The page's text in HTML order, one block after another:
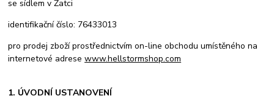
se sídlem v Žatci
identifikační číslo: 76433013
pro prodej zboží prostřednictvím on-line obchodu umístěného na
internetové adresewww.hellstormshop.com
1. ÚVODNÍ USTANOVENÍ